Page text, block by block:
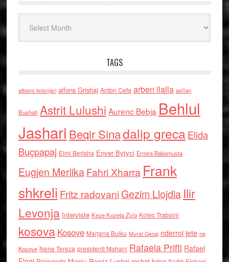
TAGS
albano kolonjari alfons Grishaj Anton Cefa arben llalla asllan
Bushati Astrit Lulushi Aurenc Bebja Behlul
Jashari Beqir Sinadalip grecaElida
Buçpapaj Elmi Berisha Enver Bytyci Ermira Babamusta
Eugjen MerlikaFahri Xharra Frank
shkreli Fritz radovaniGezim Llojdia Ilir
Levonja Interviste Keze Kozeta Zylo Kolec Traboini
kosova Kosove Marjana Bulku Murat Gecaj nderroi jete ne
Kosove Nene Tereza presidenti Nishani Rafaela Prifti Rafael